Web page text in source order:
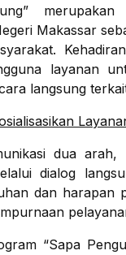
Makassar
layanan
langsung
dua
dialog
dan harapan
“Sapa